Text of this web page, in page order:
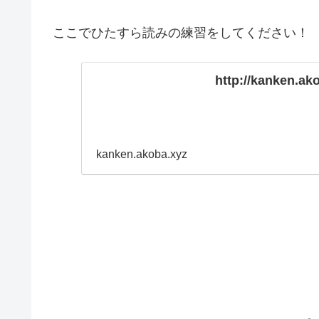
ここでひたすら読みの練習をしてください！
http://
kanken.akoba.xyz